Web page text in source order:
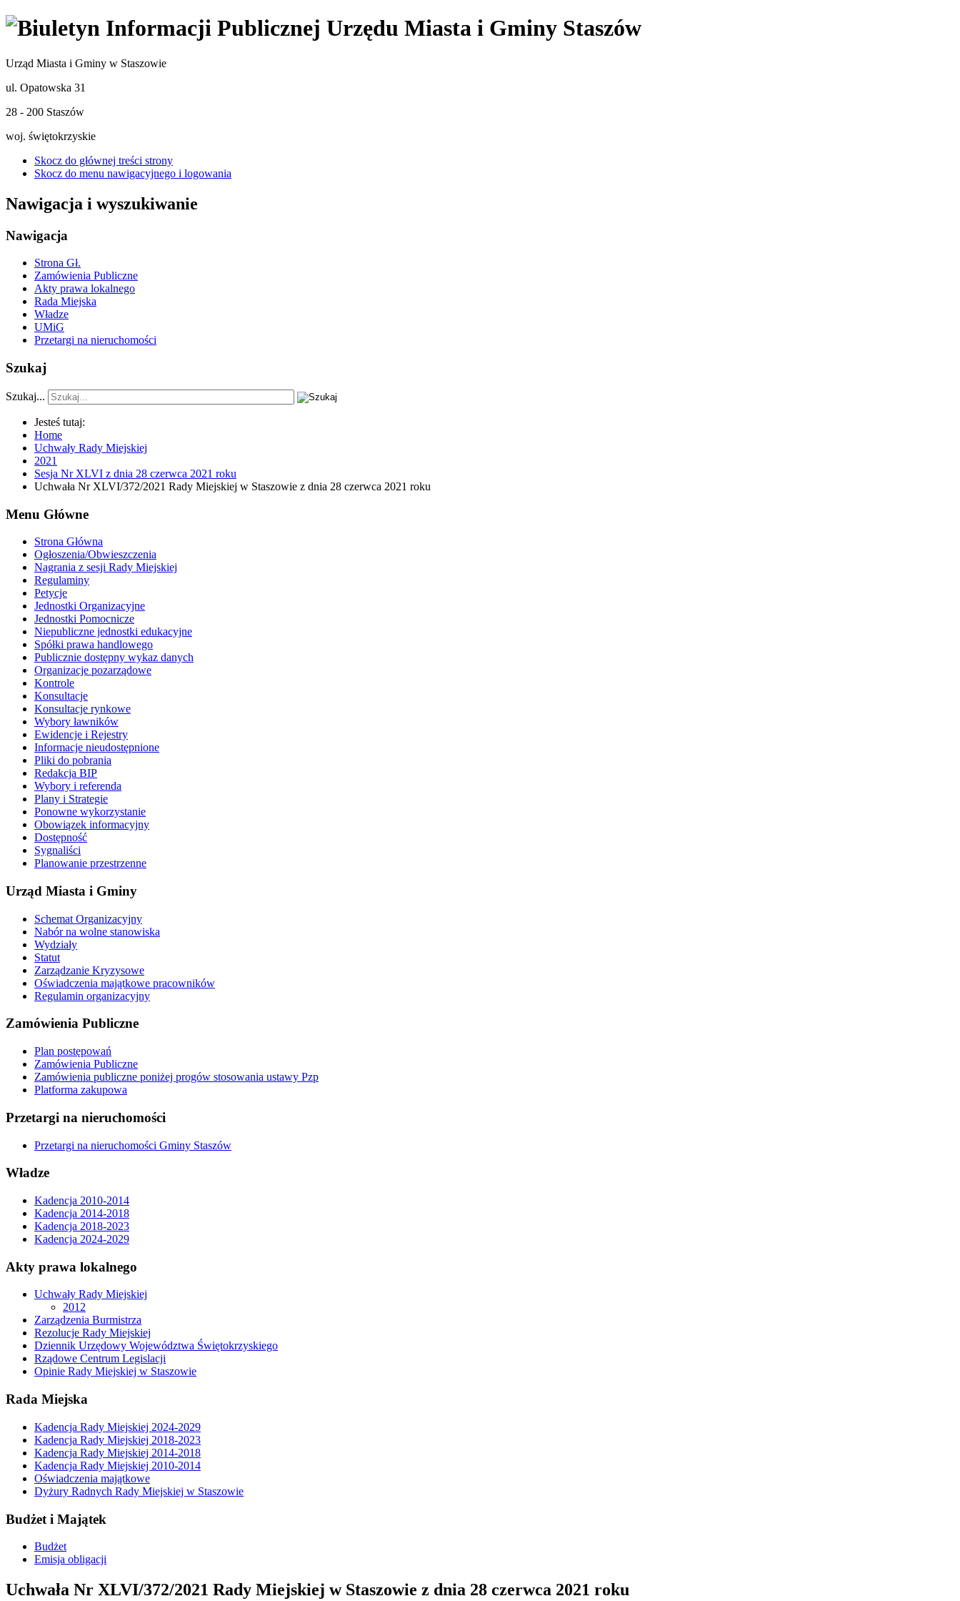
Urząd Miasta i Gminy w Staszowie
ul. Opatowska 31
28 - 200 Staszów
woj. świętokrzyskie
Skocz do głównej treści strony
Skocz do menu nawigacyjnego i logowania
Nawigacja i wyszukiwanie
Nawigacja
Strona Gł.
Zamówienia Publiczne
Akty prawa lokalnego
Rada Miejska
Władze
UMiG
Przetargi na nieruchomości
Szukaj
Szukaj...
Jesteś tutaj:
Home
Uchwały Rady Miejskiej
2021
Sesja Nr XLVI z dnia 28 czerwca 2021 roku
Uchwała Nr XLVI/372/2021 Rady Miejskiej w Staszowie z dnia 28 czerwca 2021 roku
Menu Główne
Strona Główna
Ogłoszenia/Obwieszczenia
Nagrania z sesji Rady Miejskiej
Regulaminy
Petycje
Jednostki Organizacyjne
Jednostki Pomocnicze
Niepubliczne jednostki edukacyjne
Spółki prawa handlowego
Publicznie dostępny wykaz danych
Organizacje pozarządowe
Kontrole
Konsultacje
Konsultacje rynkowe
Wybory ławników
Ewidencje i Rejestry
Informacje nieudostępnione
Pliki do pobrania
Redakcja BIP
Wybory i referenda
Plany i Strategie
Ponowne wykorzystanie
Obowiązek informacyjny
Dostępność
Sygnaliści
Planowanie przestrzenne
Urząd Miasta i Gminy
Schemat Organizacyjny
Nabór na wolne stanowiska
Wydziały
Statut
Zarządzanie Kryzysowe
Oświadczenia majątkowe pracowników
Regulamin organizacyjny
Zamówienia Publiczne
Plan postępowań
Zamówienia Publiczne
Zamówienia publiczne poniżej progów stosowania ustawy Pzp
Platforma zakupowa
Przetargi na nieruchomości
Przetargi na nieruchomości Gminy Staszów
Władze
Kadencja 2010-2014
Kadencja 2014-2018
Kadencja 2018-2023
Kadencja 2024-2029
Akty prawa lokalnego
Uchwały Rady Miejskiej
2012
Zarządzenia Burmistrza
Rezolucje Rady Miejskiej
Dziennik Urzędowy Województwa Świętokrzyskiego
Rządowe Centrum Legislacji
Opinie Rady Miejskiej w Staszowie
Rada Miejska
Kadencja Rady Miejskiej 2024-2029
Kadencja Rady Miejskiej 2018-2023
Kadencja Rady Miejskiej 2014-2018
Kadencja Rady Miejskiej 2010-2014
Oświadczenia majątkowe
Dyżury Radnych Rady Miejskiej w Staszowie
Budżet i Majątek
Budżet
Emisja obligacji
Uchwała Nr XLVI/372/2021 Rady Miejskiej w Staszowie z dnia 28 czerwca 2021 roku